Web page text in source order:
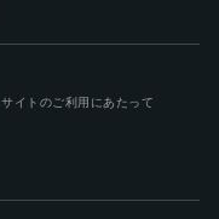
サイトのご利用にあたって